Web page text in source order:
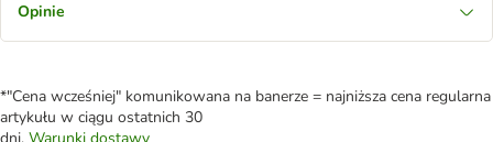
Opinie
*"Cena wcześniej" komunikowana na banerze = najniższa cena regularna
artykułu w ciągu ostatnich 30